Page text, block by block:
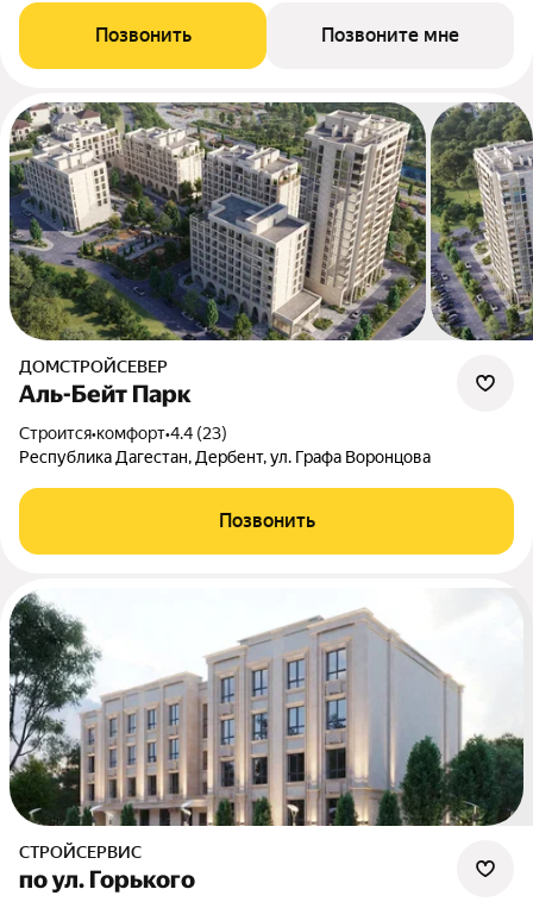
Позвонить Позвоните мне
ДОМСТРОЙСЕВЕР
Аль-Бейт Парк
Строится•комфорт•4.4 (23)
Республика Дагестан, Дербент, ул. Графа Воронцова
Позвонить
СТРОЙСЕРВИС
по ул. Горького